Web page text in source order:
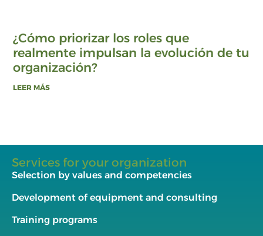
¿Cómo priorizar los roles que
realmente impulsan la evolución de tu
organización?
LEER MÁS
Services for your organization
Selection by values and competencies
Development of equipment and consulting
Training programs